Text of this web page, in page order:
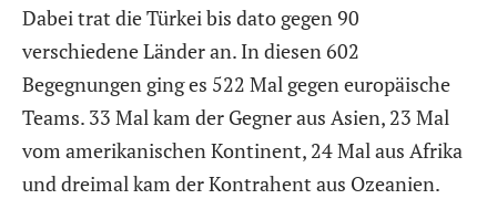
Dabei trat die Türkei bis dato gegen 90
verschiedene Länder an. In diesen 602
Begegnungen ging es 522 Mal gegen europäische
Teams. 33 Mal kam der Gegner aus Asien, 23 Mal
vom amerikanischen Kontinent, 24 Mal aus Afrika
und dreimal kam der Kontrahent aus Ozeanien.